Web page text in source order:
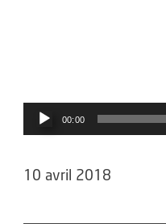
00:00
10 avril 2018